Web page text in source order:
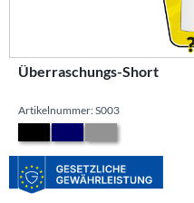
Überraschungs-Short
Artikelnummer: S003